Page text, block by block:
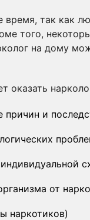
время, так как
того,
на дому
оказать
причин и
от
наркотиков)